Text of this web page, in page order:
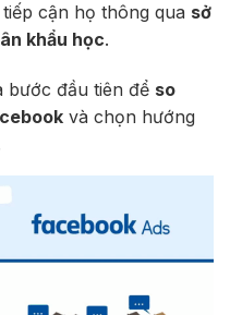
cận họ thông qua sở
khẩu học.
đầu tiên để so
và chọn hướng